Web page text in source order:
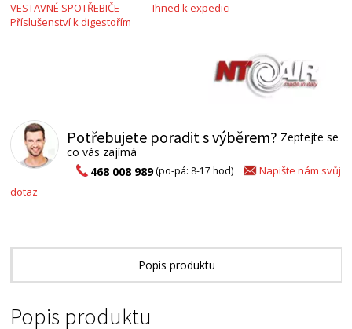
VESTAVNÉ SPOTŘEBIČE
Příslušenství k digestořím
Ihned k expedici
Potřebujete poradit s výběrem? Zeptejte se
co vás zajímá
468 008 989(po-pá: 8-17 hod)
Napište nám svůj
dotaz
Popis produktu
Popis produktu